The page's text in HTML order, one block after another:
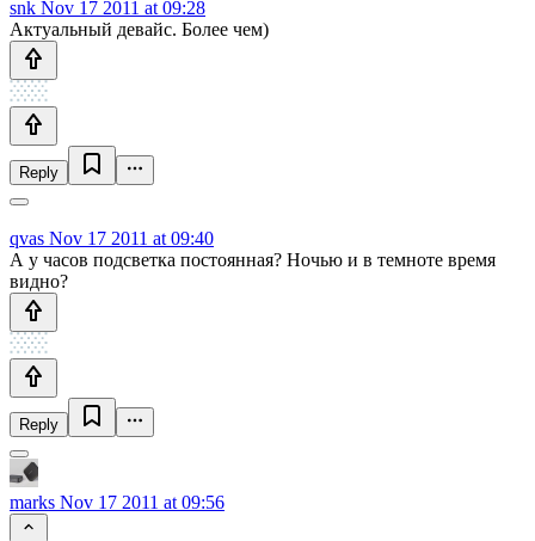
snk Nov 17 2011 at 09:28
Актуальный девайс. Более чем)
Reply
qvas Nov 17 2011 at 09:40
А у часов подсветка постоянная? Ночью и в темноте время
видно?
Reply
marks Nov 17 2011 at 09:56